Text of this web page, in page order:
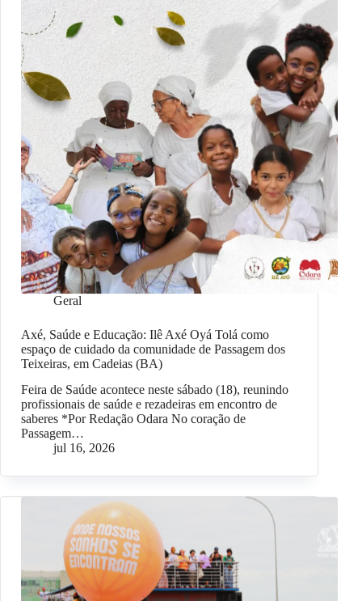
Geral
Axé, Saúde e Educação: Ilê Axé Oyá Tolá como
espaço de cuidado da comunidade de Passagem dos
Teixeiras, em Cadeias (BA)
Feira de Saúde acontece neste sábado (18), reunindo
profissionais de saúde e rezadeiras em encontro de
saberes *Por Redação Odara No coração de
Passagem…
jul 16, 2026